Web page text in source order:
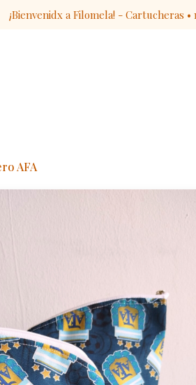
¡Bienvenidx a Filomela! - Cartucheras
AFA